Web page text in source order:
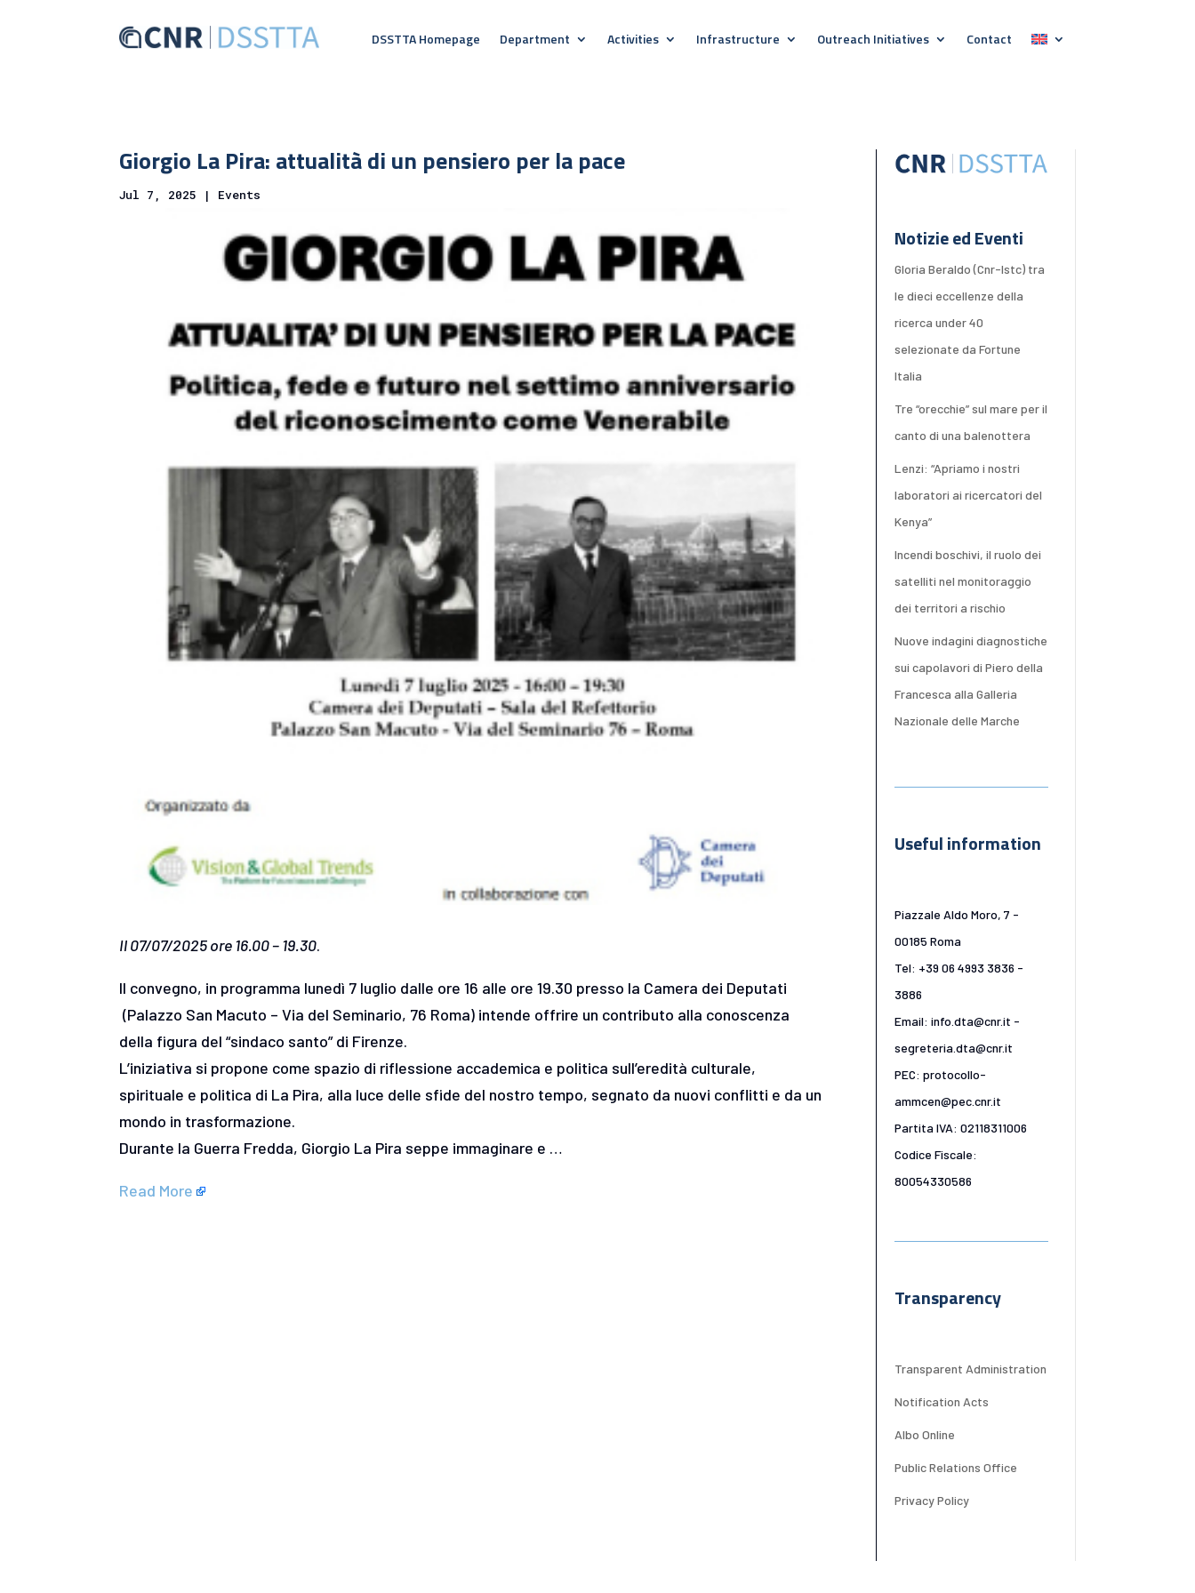
DSSTTA Homepage Department Activities Infrastructure Outreach Initiatives Contact
Giorgio La Pira: attualità di un pensiero per la pace
Jul 7, 2025 | Events
Il 07/07/2025 ore 16.00 – 19.30.
Il convegno, in programma lunedì 7 luglio dalle ore 16 alle ore 19.30 presso la Camera dei Deputati
(Palazzo San Macuto – Via del Seminario, 76 Roma) intende offrire un contributo alla conoscenza
della figura del “sindaco santo” di Firenze.
L’iniziativa si propone come spazio di riflessione accademica e politica sull’eredità culturale,
spirituale e politica di La Pira, alla luce delle sfide del nostro tempo, segnato da nuovi conflitti e da un
mondo in trasformazione.
Durante la Guerra Fredda, Giorgio La Pira seppe immaginare e …
Read More
Notizie ed Eventi
Gloria Beraldo (Cnr-Istc) tra
le dieci eccellenze della
ricerca under 40
selezionate da Fortune
Italia
Tre “orecchie” sul mare per il
canto di una balenottera
Lenzi: “Apriamo i nostri
laboratori ai ricercatori del
Kenya”
Incendi boschivi, il ruolo dei
satelliti nel monitoraggio
dei territori a rischio
Nuove indagini diagnostiche
sui capolavori di Piero della
Francesca alla Galleria
Nazionale delle Marche
Useful information
Piazzale Aldo Moro, 7 -
00185 Roma
Tel: +39 06 4993 3836 -
3886
Email: info.dta@cnr.it -
segreteria.dta@cnr.it
PEC: protocollo-
ammcen@pec.cnr.it
Partita IVA: 02118311006
Codice Fiscale:
80054330586
Transparency
Transparent Administration
Notification Acts
Albo Online
Public Relations Office
Privacy Policy